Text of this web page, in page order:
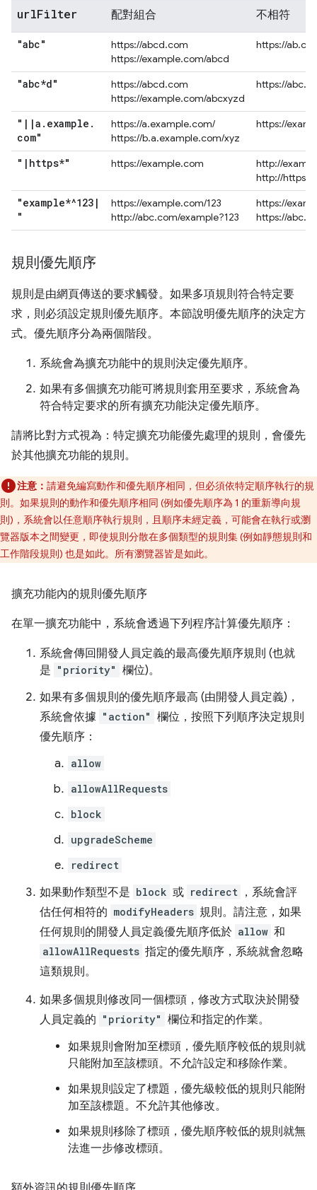
urlFilter 配對組合 不相符
"abc"
https://abcd.com
https://example.com/abcd
https://
"abc*d"
https://abcd.com
https://example.com/abcxyzd
https://
" | |a . example .
com"
https://a.example.com/
https://b.a.example.com/xyz
https://
" | https*" https://example.com
http://
http://
"example*^123 |
"
https://example.com/123
http://abc.com/example?123
https://
https://
規則優先順序
規則是由網頁傳送的要求觸發。如果多項規則符合特定要
求，則必須設定規則優先順序。本節說明優先順序的決定方
式。優先順序分為兩個階段。
系統會為擴充功能中的規則決定優先順序。
如果有多個擴充功能可將規則套用至要求，系統會為
符合特定要求的所有擴充功能決定優先順序。
請將比對方式視為：特定擴充功能優先處理的規則，會優先
於其他擴充功能的規則。
注意： 請避免編寫動作和優先順序相同，但必須依特定順序執行的規
則。如果規則的動作和優先順序相同 (例如優先順序為 1 的重新導向規
則)，系統會以任意順序執行規則，且順序未經定義，可能會在執行或瀏
覽器版本之間變更，即使規則分散在多個類型的規則集 (例如靜態規則和
工作階段規則) 也是如此。所有瀏覽器皆是如此。
擴充功能內的規則優先順序
在單一擴充功能中，系統會透過下列程序計算優先順序：
系統會傳回開發人員定義的最高優先順序規則 (也就
是 "priority" 欄位)。
如果有多個規則的優先順序最高 (由開發人員定義)，
系統會依據 "action" 欄位，按照下列順序決定規則
優先順序：
allow
allowAllRequests
block
upgradeScheme
redirect
如果動作類型不是 block 或 redirect ，系統會評
估任何相符的 modifyHeaders 規則。請注意，如果
任何規則的開發人員定義優先順序低於 allow 和
allowAllRequests 指定的優先順序，系統就會忽略
這類規則。
如果多個規則修改同一個標頭，修改方式取決於開發
人員定義的 "priority" 欄位和指定的作業。
如果規則會附加至標頭，優先順序較低的規則就
只能附加至該標頭。不允許設定和移除作業。
如果規則設定了標題，優先級較低的規則只能附
加至該標題。不允許其他修改。
如果規則移除了標頭，優先順序較低的規則就無
法進一步修改標頭。